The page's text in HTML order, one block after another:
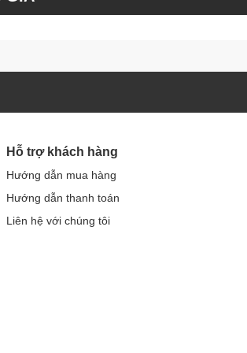
Hỗ trợ khách hàng
Hướng dẫn mua hàng
Hướng dẫn thanh toán
Liên hệ với chúng tôi